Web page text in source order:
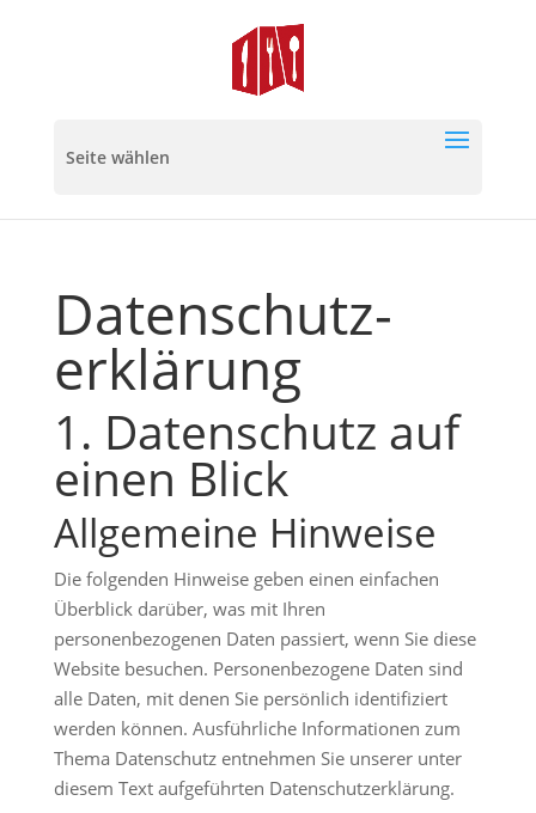
Seite wählen
Datenschutz­
erklärung
1. Datenschutz auf
einen Blick
Allgemeine Hinweise
Die folgenden Hinweise geben einen einfachen
Überblick darüber, was mit Ihren
personenbezogenen Daten passiert, wenn Sie diese
Website besuchen. Personenbezogene Daten sind
alle Daten, mit denen Sie persönlich identifiziert
werden können. Ausführliche Informationen zum
Thema Datenschutz entnehmen Sie unserer unter
diesem Text aufgeführten Datenschutzerklärung.